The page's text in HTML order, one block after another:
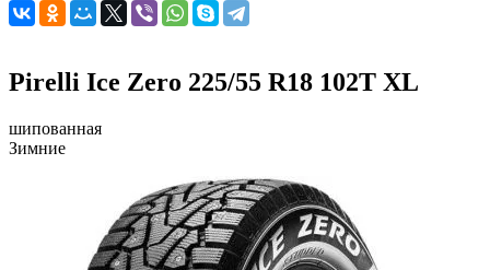
Pirelli Ice Zero 225/55 R18 102T XL
шипованная
Зимние